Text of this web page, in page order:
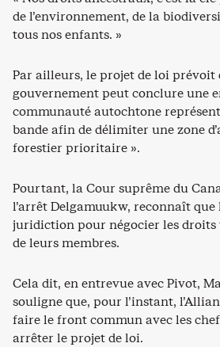
de l’environnement, de la
tous nos enfants. »
Par ailleurs, le projet de loi prévoit
gouvernement peut conclure une
communauté autochtone
bande afin de délimiter une zone
forestier prioritaire ».
Pourtant, la Cour suprême du
l’arrêt Delgamuukw, reconnaît que
juridiction pour négocier les
de leurs membres.
Cela dit, en entrevue avec Pivot,
souligne que, pour l’instant,
faire le front commun avec les
arrêter le projet de loi.